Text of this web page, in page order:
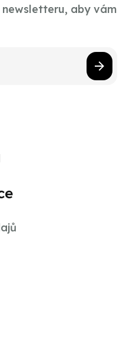
newsletteru, aby vám